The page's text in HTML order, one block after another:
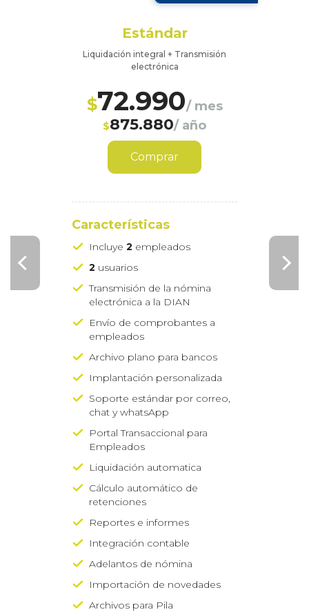
Estándar
Liquidación integral + Transmisión
electrónica
$72.990/ mes
$875.880/ año
Comprar
Características
Incluye 2 empleados
2 usuarios
Transmisión de la nómina
electrónica a la DIAN
Envío de comprobantes a
empleados
Archivo plano para bancos
Implantación personalizada
Soporte estándar por correo,
chat y whatsApp
Portal Transaccional para
Empleados
Liquidación automatica
Cálculo automático de
retenciones
Reportes e informes
Integración contable
Adelantos de nómina
Importación de novedades
Archivos para Pila